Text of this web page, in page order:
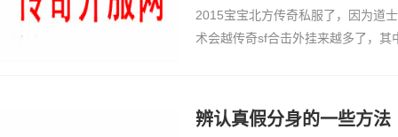
2015宝宝北方传奇私服了，因为道
术会越传奇sf合击外挂来越多了，
辨认真假分身的一些方法